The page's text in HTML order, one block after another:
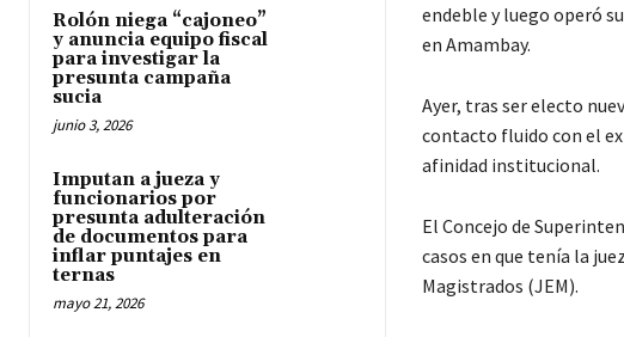
Rolón niega “cajoneo”
y anuncia equipo fiscal
para investigar la
presunta campaña
sucia
junio 3, 2026
Imputan a jueza y
funcionarios por
presunta adulteración
de documentos para
inflar puntajes en
ternas
mayo 21, 2026
endeble y luego operó
en Amambay.
Ayer, tras ser electo
contacto fluido con el
afinidad institucional.
El Concejo de
casos en que tenía la
Magistrados (JEM).